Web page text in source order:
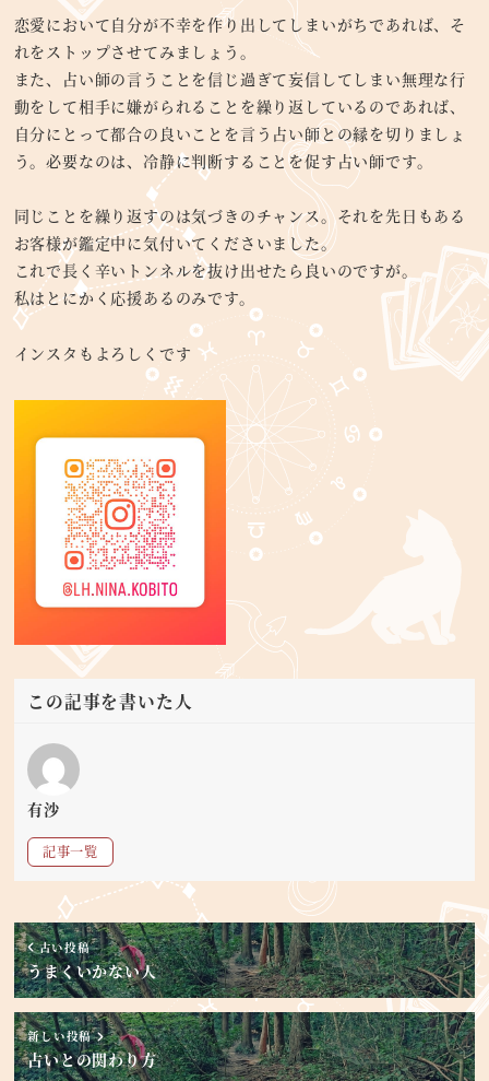
恋愛において自分が不幸を作り出してしまいがちであれば、そ
れをストップさせてみましょう。
また、占い師の言うことを信じ過ぎて妄信してしまい無理な行
動をして相手に嫌がられることを繰り返しているのであれば、
自分にとって都合の良いことを言う占い師との縁を切りましょ
う。必要なのは、冷静に判断することを促す占い師です。
同じことを繰り返すのは気づきのチャンス。それを先日もある
お客様が鑑定中に気付いてくださいました。
これで長く辛いトンネルを抜け出せたら良いのですが。
私はとにかく応援あるのみです。
インスタもよろしくです
この記事を書いた人
有沙
記事一覧
古い投稿
うまくいかない人
新しい投稿
占いとの関わり方